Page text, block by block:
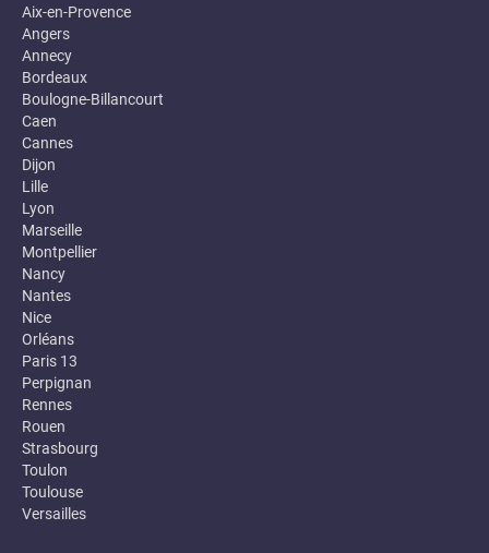
Aix-en-Provence
Angers
Annecy
Bordeaux
Boulogne-Billancourt
Caen
Cannes
Dijon
Lille
Lyon
Marseille
Montpellier
Nancy
Nantes
Nice
Orléans
Paris 13
Perpignan
Rennes
Rouen
Strasbourg
Toulon
Toulouse
Versailles